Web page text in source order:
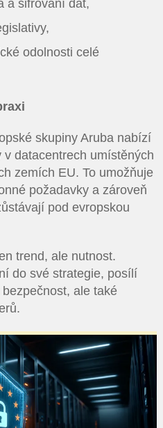
a šifrování dat,
odolnosti celé
skupiny Aruba nabízí
datacentrech umístěných
zemích EU. To umožňuje
požadavky a zároveň
pod evropskou
trend, ale nutnost.
do své strategie, posílí
ale také